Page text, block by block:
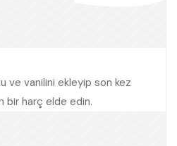
ve vanilini ekleyip son kez
bir harç elde edin.